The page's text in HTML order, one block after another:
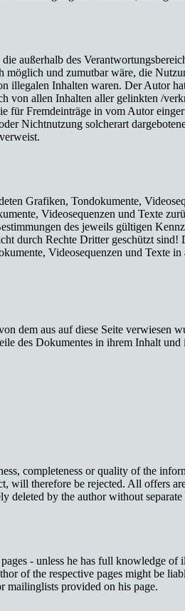
außerhalb des
und zumutbar wäre, die
illegalen Inhalten waren. Der Autor
von allen Inhalten aller gelinkten /
für Fremdeinträge in vom Autor
Nichtnutzung solcherart
Grafiken, Tondokumente,
Videosequenzen und Texte
des jeweils gültigen
durch Rechte Dritter geschützt
Videosequenzen und Texte
dem aus auf diese Seite
des Dokumentes in ihrem Inhalt
completeness or quality of the
therefore be rejected. All offers
deleted by the author without separate
- unless he has full knowledge
of the respective pages might be
mailinglists provided on his page.